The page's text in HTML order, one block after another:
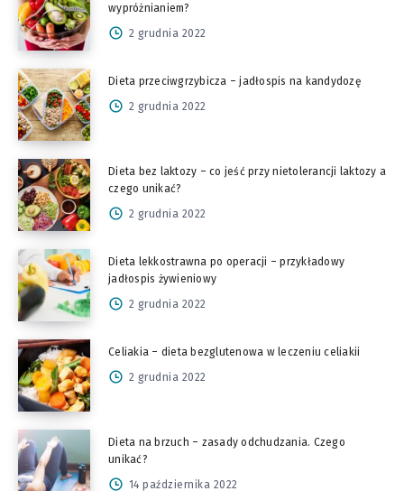
wypróżnianiem?
2 grudnia 2022
Dieta przeciwgrzybicza – jadłospis na kandydozę
2 grudnia 2022
Dieta bez laktozy – co jeść przy nietolerancji laktozy a
czego unikać?
2 grudnia 2022
Dieta lekkostrawna po operacji – przykładowy
jadłospis żywieniowy
2 grudnia 2022
Celiakia – dieta bezglutenowa w leczeniu celiakii
2 grudnia 2022
Dieta na brzuch – zasady odchudzania. Czego
unikać?
14 października 2022